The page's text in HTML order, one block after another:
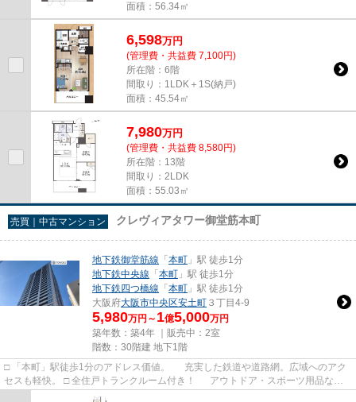
面積：56.34㎡
6,598万円
(管理費・共益費 7,100円)
所在階：6階
間取り：1LDK＋1S(納戸)
面積：45.54㎡
7,980万円
(管理費・共益費 8,580円)
所在階：13階
間取り：2LDK
面積：55.03㎡
売買｜中古マンション クレヴィアタワー御堂筋本町
地下鉄御堂筋線 「 本町 」駅 徒歩1分
地下鉄中央線 「 本町 」駅 徒歩1分
地下鉄四つ橋線 「 本町 」駅 徒歩1分
大阪府大阪市中央区安土町 ３丁目4-9
5,980万円～ 1億5,000万円
築年数：築4年 ｜販売中： 2室
階数：30階建 地下1階
□ 「本町」駅徒歩1分のアドレス価値。 充実した鉄道や道路網。広域へのアク
セスも軽快。 □ 全住戸トランクルーム付き！ アウトドア・スポーツ用品など
屋外で使う物の収納に...